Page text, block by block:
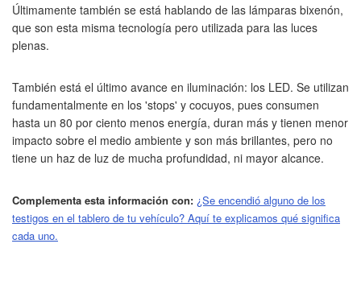
Últimamente también se está hablando de las lámparas bixenón,
que son esta misma tecnología pero utilizada para las luces
plenas.
También está el último avance en iluminación: los LED. Se utilizan
fundamentalmente en los 'stops' y cocuyos, pues consumen
hasta un 80 por ciento menos energía, duran más y tienen menor
impacto sobre el medio ambiente y son más brillantes, pero no
tiene un haz de luz de mucha profundidad, ni mayor alcance.
Complementa esta información con: ¿Se encendió alguno de los
testigos en el tablero de tu vehículo? Aquí te explicamos qué significa
cada uno.